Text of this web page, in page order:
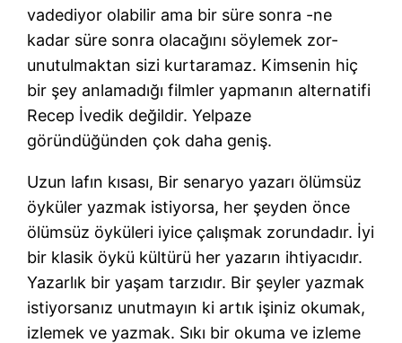
vadediyor olabilir ama bir süre sonra -ne
kadar süre sonra olacağını söylemek zor-
unutulmaktan sizi kurtaramaz. Kimsenin hiç
bir şey anlamadığı filmler yapmanın alternatifi
Recep İvedik değildir. Yelpaze
göründüğünden çok daha geniş.
Uzun lafın kısası, Bir senaryo yazarı ölümsüz
öyküler yazmak istiyorsa, her şeyden önce
ölümsüz öyküleri iyice çalışmak zorundadır. İyi
bir klasik öykü kültürü her yazarın ihtiyacıdır.
Yazarlık bir yaşam tarzıdır. Bir şeyler yazmak
istiyorsanız unutmayın ki artık işiniz okumak,
izlemek ve yazmak. Sıkı bir okuma ve izleme